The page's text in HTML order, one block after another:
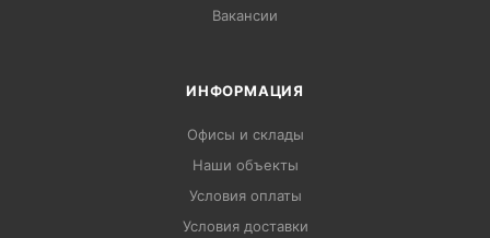
Вакансии
ИНФОРМАЦИЯ
Офисы и склады
Наши объекты
Условия оплаты
Условия доставки